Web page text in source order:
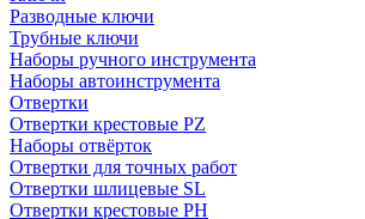
Разводные ключи
Трубные ключи
Наборы ручного инструмента
Наборы автоинструмента
Отвертки
Отвертки крестовые PZ
Наборы отвёрток
Отвертки для точных работ
Отвертки шлицевые SL
Отвертки крестовые PH